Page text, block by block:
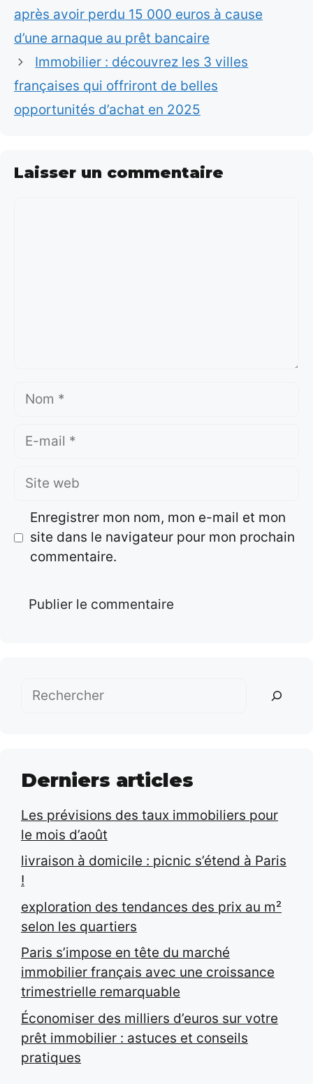
après avoir perdu 15 000 euros à cause
d’une arnaque au prêt bancaire
Immobilier : découvrez les 3 villes
françaises qui offriront de belles
opportunités d’achat en 2025
Laisser un commentaire
Nom
E-
Site
Enregistrer mon nom, mon e-mail et mon
site dans le navigateur pour mon prochain
commentaire.
Rechercher
Derniers articles
Les prévisions des taux immobiliers pour
le mois d’août
livraison à domicile : picnic s’étend à Paris
!
exploration des tendances des prix au m²
selon les quartiers
Paris s’impose en tête du marché
immobilier français avec une croissance
trimestrielle remarquable
Économiser des milliers d’euros sur votre
prêt immobilier : astuces et conseils
pratiques